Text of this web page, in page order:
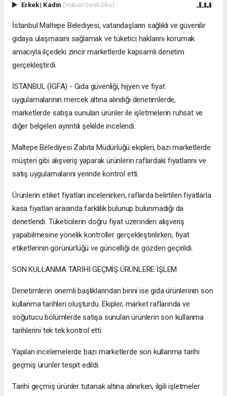
Erkek| Kadın (Haberi Sesli Oku)
İstanbul Maltepe Belediyesi, vatandaşların sağlıklı ve güvenilir
gıdaya ulaşmasını sağlamak ve tüketici haklarını korumak
amacıyla ilçedeki zincir marketlerde kapsamlı denetim
gerçekleştirdi.
İSTANBUL (İGFA) - Gıda güvenliği, hijyen ve fiyat
uygulamalarının mercek altına alındığı denetimlerde,
marketlerde satışa sunulan ürünler ile işletmelerin ruhsat ve
diğer belgeleri ayrıntılı şekilde incelendi.
Maltepe Belediyesi Zabıta Müdürlüğü ekipleri, bazı marketlerde
müşteri gibi alışveriş yaparak ürünlerin raflardaki fiyatlarını ve
satış uygulamalarını yerinde kontrol etti.
Ürünlerin etiket fiyatları incelenirken, raflarda belirtilen fiyatlarla
kasa fiyatları arasında farklılık bulunup bulunmadığı da
denetlendi. Tüketicilerin doğru fiyat üzerinden alışveriş
yapabilmesine yönelik kontroller gerçekleştirilirken, fiyat
etiketlerinin görünürlüğü ve güncelliği de gözden geçirildi.
SON KULLANMA TARİHİ GEÇMİŞ ÜRÜNLERE İŞLEM
Denetimlerin önemli başlıklarından birini ise gıda ürünlerinin son
kullanma tarihleri oluşturdu. Ekipler, market raflarında ve
soğutucu bölümlerde satışa sunulan ürünlerin son kullanma
tarihlerini tek tek kontrol etti.
Yapılan incelemelerde bazı marketlerde son kullanma tarihi
geçmiş ürünler tespit edildi.
Tarihi geçmiş ürünler tutanak altına alınırken, ilgili işletmeler